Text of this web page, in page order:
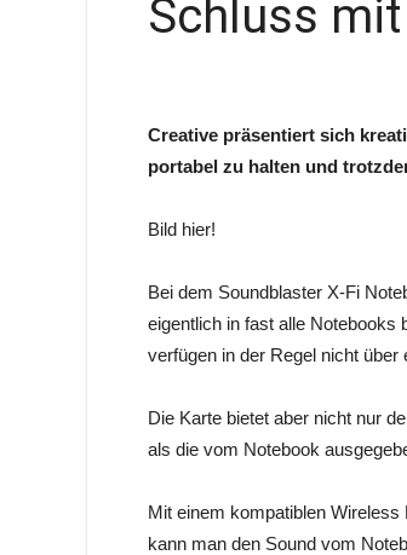
Schluss
Creative präsentiert sich
portabel zu halten und
Bild hier!
Bei dem Soundblaster X-Fi
eigentlich in fast alle Notebooks
verfügen in der Regel nicht
Die Karte bietet aber nicht nur
als die vom Notebook
Mit einem kompatiblen
kann man den Sound vom